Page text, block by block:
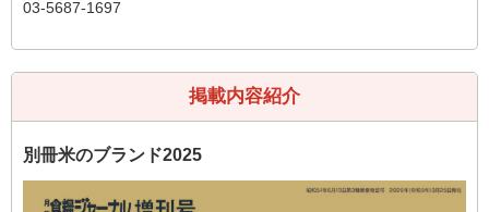
03-5687-1697
掲載内容紹介
別冊米のブランド2025